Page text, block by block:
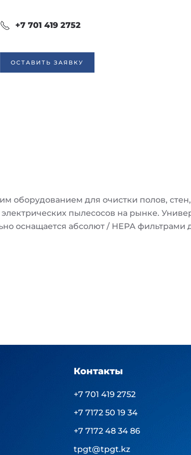
+7 701 419 2752
ОСТАВИТЬ ЗАЯВКУ
оборудованием для очистки полов,
пылесосов на рынке.
оснащается абсолют / HEPA
Контакты
+7 701 419 2752
+7 7172 50 19 34
+7 7172 48 34 86
tpgt@tpgt.kz